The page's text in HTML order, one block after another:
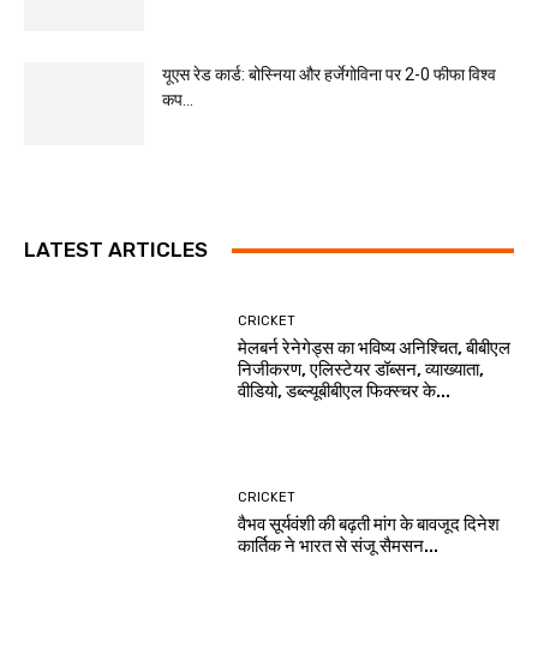
यूएस रेड कार्ड: बोस्निया और हर्जेगोविना पर 2-0 फीफा विश्व
कप...
LATEST ARTICLES
CRICKET
मेलबर्न रेनेगेड्स का भविष्य अनिश्चित, बीबीएल
निजीकरण, एलिस्टेयर डॉब्सन, व्याख्याता,
वीडियो, डब्ल्यूबीबीएल फिक्स्चर के...
CRICKET
वैभव सूर्यवंशी की बढ़ती मांग के बावजूद दिनेश
कार्तिक ने भारत से संजू सैमसन...